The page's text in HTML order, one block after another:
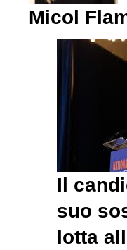
Micol
Il
suo
lotta